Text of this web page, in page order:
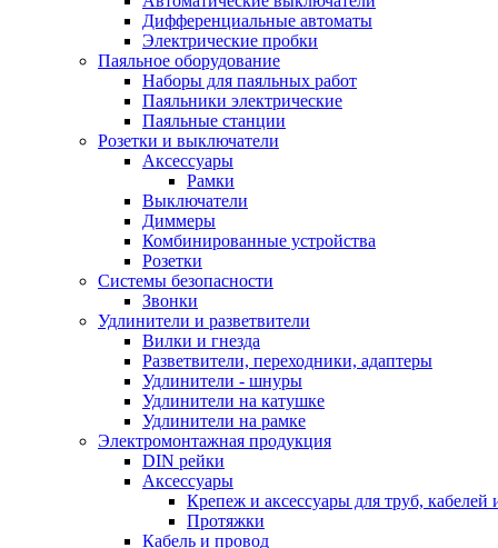
Дифференциальные автоматы
Электрические пробки
Паяльное оборудование
Наборы для паяльных работ
Паяльники электрические
Паяльные станции
Розетки и выключатели
Аксессуары
Рамки
Выключатели
Диммеры
Комбинированные устройства
Розетки
Системы безопасности
Звонки
Удлинители и разветвители
Вилки и гнезда
Разветвители, переходники, адаптеры
Удлинители - шнуры
Удлинители на катушке
Удлинители на рамке
Электромонтажная продукция
DIN рейки
Аксессуары
Крепеж и аксессуары для труб, кабелей
Протяжки
Кабель и провод